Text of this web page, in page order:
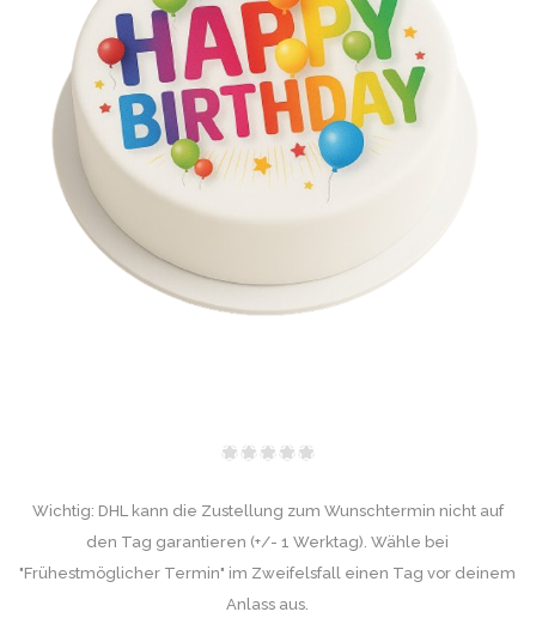
Wichtig: DHL kann die Zustellung zum Wunschtermin nicht auf
den Tag garantieren (+/- 1 Werktag). Wähle bei
"Frühestmöglicher Termin" im Zweifelsfall einen Tag vor deinem
Anlass aus.